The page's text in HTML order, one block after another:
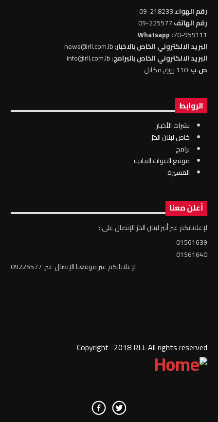
رقم الهواء:218233-09
رقم الهاتف:225577-09
70-959111
: Whatsapp
البريد الالكتروني الخاص بالاخبار: news@rll.com.lb
البريد الالكتروني الخاص بالبرامج: info@rll.com.lb
ص.ب: 110 زوق مكايل
الروابط
نشرات الأخبار
خاص لبنان الحرّ
برامج
موقع القوات البنانية
المسيرة
أعلن معنا
لإعلاناتكم عبر أثير لبنان الحرّ الإتصال على :
01561639
01561640
لإعلاناتكم عبر موقعنا الإتصال عبر: 09225577
Copyright -2018 RLL All rights reserved